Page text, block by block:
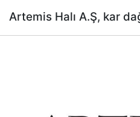
Artemis Halı A.Ş, kar